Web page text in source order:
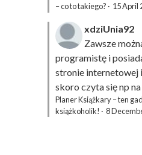
– co to takiego? · 15 April
xdziUnia92
Zawsze
programistę i
stronie internetowej
skoro czyta się np
Planer Książkary – ten
książkoholik! · 8